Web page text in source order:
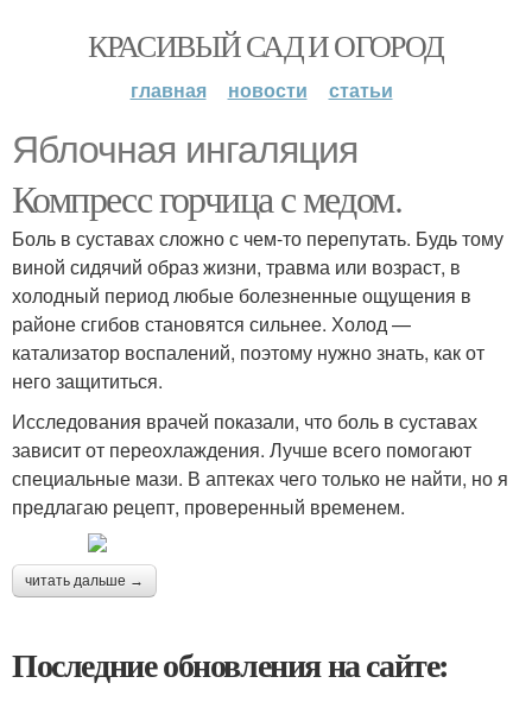
КРАСИВЫЙ САД И ОГОРОД
главная новости статьи
Яблочная ингаляция
Компресс горчица с медом.
Боль в суставах сложно с чем-то перепутать. Будь тому
виной сидячий образ жизни, травма или возраст, в
холодный период любые болезненные ощущения в
районе сгибов становятся сильнее. Холод —
катализатор воспалений, поэтому нужно знать, как от
него защититься.
Исследования врачей показали, что боль в суставах
зависит от переохлаждения. Лучше всего помогают
специальные мази. В аптеках чего только не найти, но я
предлагаю рецепт, проверенный временем.
читать дальше →
Последние обновления на сайте: